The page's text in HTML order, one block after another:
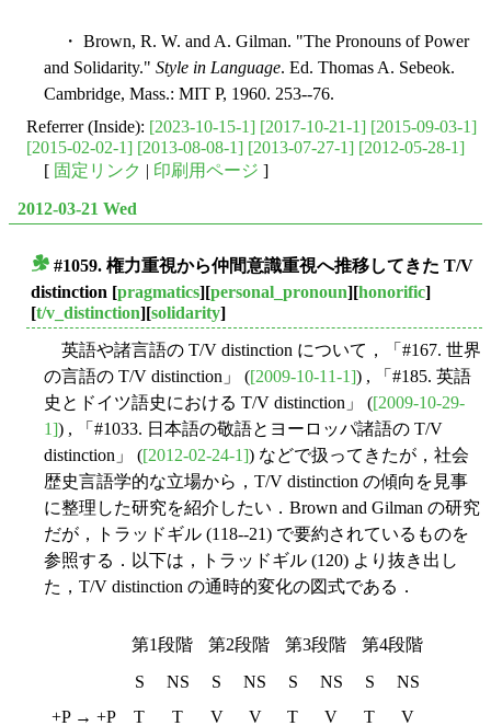
・ Brown, R. W. and A. Gilman. "The Pronouns of Power
and Solidarity." Style in Language. Ed. Thomas A. Sebeok.
Cambridge, Mass.: MIT P, 1960. 253--76.
Referrer (Inside): [2023-10-15-1] [2017-10-21-1] [2015-09-03-1]
[2015-02-02-1] [2013-08-08-1] [2013-07-27-1] [2012-05-28-1]
[ 固定リンク | 印刷用ページ ]
2012-03-21 Wed
#1059. 権力重視から仲間意識重視へ推移してきた T/V
distinction [pragmatics][personal_pronoun][honorific]
[t/v_distinction][solidarity]
英語や諸言語の T/V distinction について，「#167. 世界
の言語の T/V distinction」 ([2009-10-11-1]) , 「#185. 英語
史とドイツ語史における T/V distinction」 ([2009-10-29-
1]) , 「#1033. 日本語の敬語とヨーロッパ諸語の T/V
distinction」 ([2012-02-24-1]) などで扱ってきたが，社会
歴史言語学的な立場から，T/V distinction の傾向を見事
に整理した研究を紹介したい．Brown and Gilman の研究
だが，トラッドギル (118--21) で要約されているものを
参照する．以下は，トラッドギル (120) より抜き出し
た，T/V distinction の通時的変化の図式である．
第1段階 第2段階 第3段階
第4段階
S
NS S NS S NS S
NS
+P → +P
T T V V T V T
V